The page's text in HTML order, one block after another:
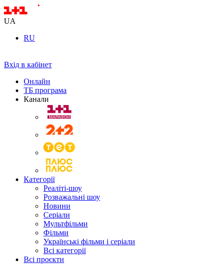
UA
RU
Вхід в кабінет
Онлайн
ТБ програма
Канали
Категорії
Реаліті-шоу
Розважальні шоу
Новини
Серіали
Мультфільми
Фільми
Українські фільми і серіали
Всі категорії
Всі проєкти